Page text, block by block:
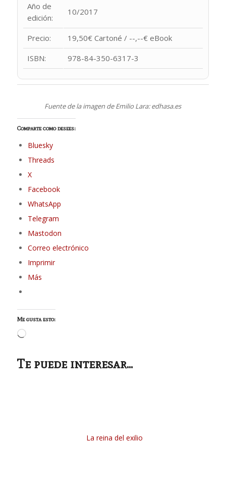
Año de
edición:
10/2017
Precio:
19,50€ Cartoné / --,--€ eBook
ISBN:
978-84-350-6317-3
Fuente de la imagen de Emilio Lara: edhasa.es
Comparte como desees:
Bluesky
Threads
X
Facebook
WhatsApp
Telegram
Mastodon
Correo electrónico
Imprimir
Más
Me gusta esto:
Cargando...
Te puede interesar...
La reina del exilio